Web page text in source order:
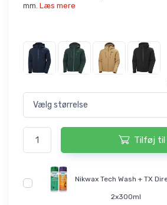
mm. Læs mere
Tilføj til
Nikwax Tech Wash + TX
2x300ml